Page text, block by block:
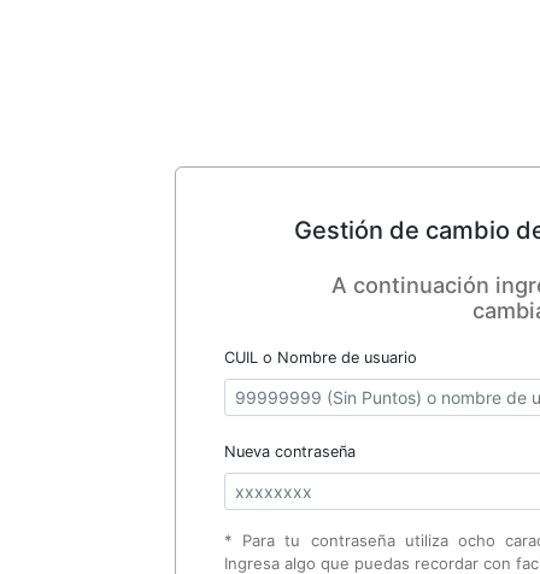
Gestión de cambio
A continuación
CUIL o Nombre de usuario
Nueva contraseña
* Para tu contraseña utiliza ocho
Ingresa algo que puedas recordar con